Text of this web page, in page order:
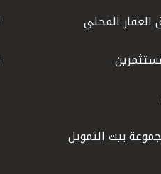
العقار المحلي
بيت التمويل